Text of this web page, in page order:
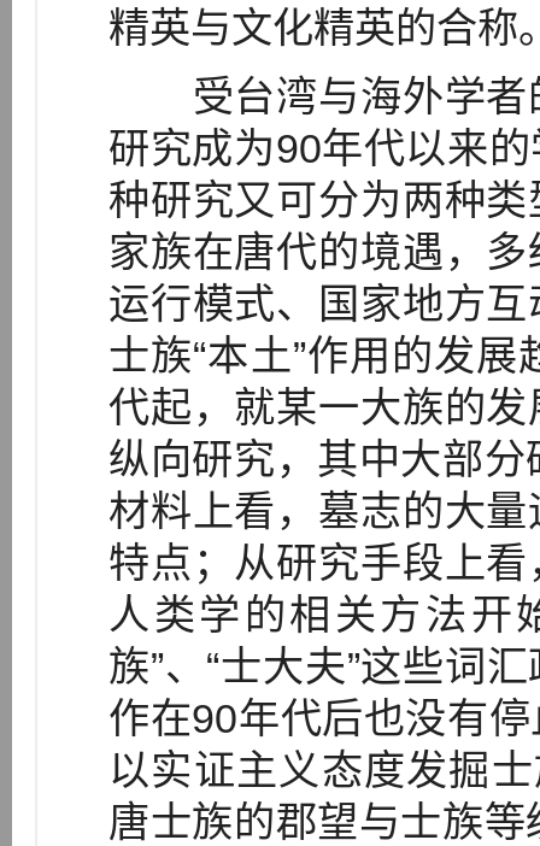
精英与文化精英的合称
受台湾与海外学者
研究成为90年代以来
种研究又可分为两种
家族在唐代的境遇，
运行模式、国家地方
士族“本土”作用的发
代起，就某一大族的
纵向研究，其中大部
材料上看，墓志的大
特点；从研究手段上
人类学的相关方法开
族”、“士大夫”这些词
作在90年代后也没有
以实证主义态度发掘
唐士族的郡望与士族